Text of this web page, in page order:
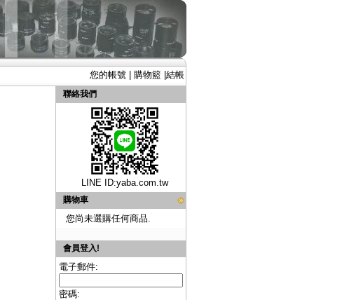
您的帳號 購物籃 結帳
聯絡我們
LINE ID:yaba.com.tw
購物車
您尚未選購任何商品.
會員登入!
電子郵件:
密碼: